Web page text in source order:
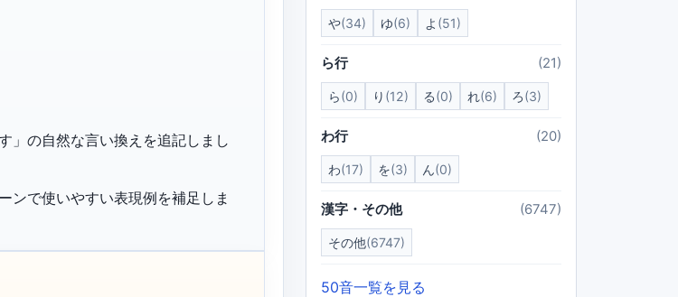
の自然な言い換えを追記しまし
で使いやすい表現例を補足しま
や(34) ゆ(6) よ (51)
ら行 (21)
ら(0) り (12) る(0) れ(6) ろ(3)
わ行 (20)
わ(17) を(3) ん(0)
漢字・その他 (6747)
その他(6747)
50音一覧を見る